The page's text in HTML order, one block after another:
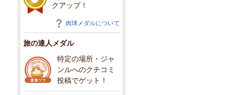
クアップ！
肉球メダルについて
旅の達人メダル
特定の場所・ジャ
ンルへのクチコミ
投稿でゲット！